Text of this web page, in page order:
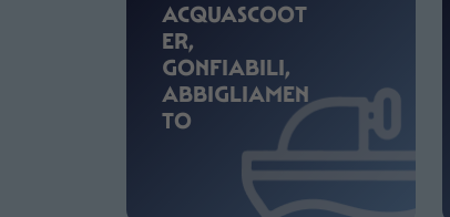
ACQUASCOOT
ER,
GONFIABILI,
ABBIGLIAMEN
TO